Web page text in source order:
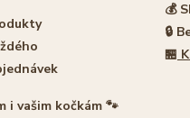
i vašim kočkám 🐾
💰
🔒
🏪